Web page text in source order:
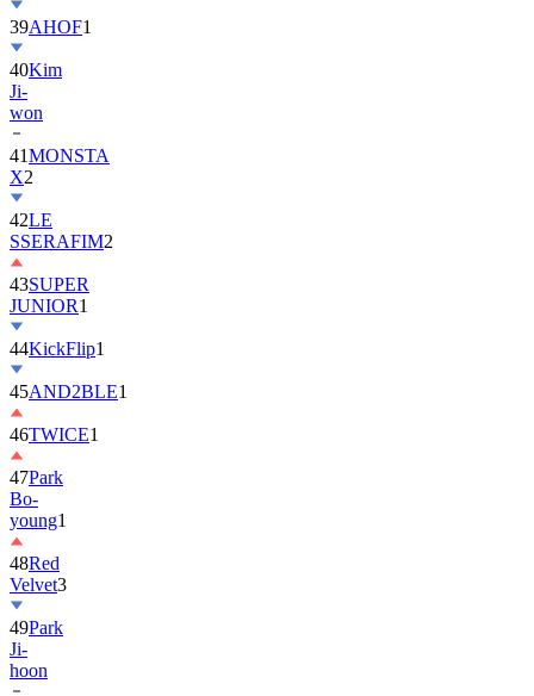
39AHOF1
40Kim
Ji-
won
41MONSTA
X2
42LE
SSERAFIM2
43SUPER
JUNIOR1
44KickFlip1
45AND2BLE1
46TWICE1
47Park
Bo-
young1
48Red
Velvet3
49Park
Ji-
hoon